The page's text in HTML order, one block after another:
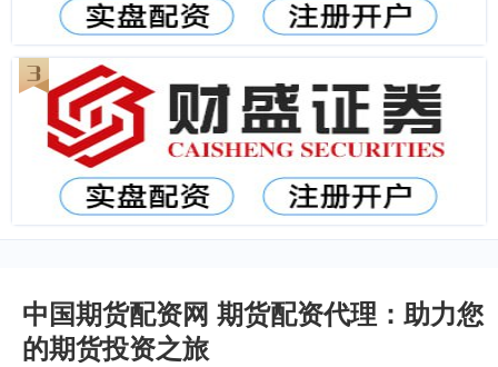
中国期货配资网 期货配资代理：助力您
的期货投资之旅